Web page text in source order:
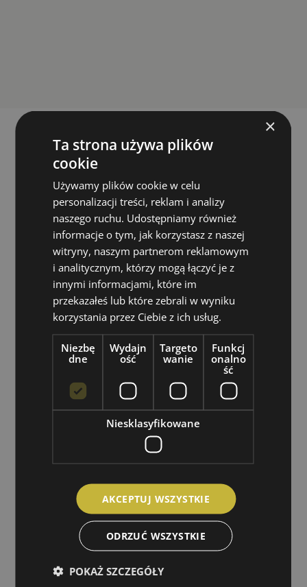
Nie martw się, że będzie nudno.
Z YouEnglish możesz się uczyć z dwoma
lub kilkoma różnymi lektorami, także
native’ami. Dzięki temu możesz oswoić
akcentami – z UK, USA, RPA, Irlandii,
Kanady i Australii.
×
Ta strona używa plików
cookie
Używamy plików cookie w celu
personalizacji treści, reklam i analizy
naszego ruchu. Udostępniamy również
informacje o tym, jak korzystasz z naszej
witryny, naszym partnerom reklamowym
i analitycznym, którzy mogą łączyć je z
innymi informacjami, które im
przekazałeś lub które zebrali w wyniku
korzystania przez Ciebie z ich usług.
Niezbę
dne
Wydajn
ość
Targeto
wanie
Funkcj
onalno
ść
Niesklasyfikowane
AKCEPTUJ WSZYSTKIE
ODRZUĆ WSZYSTKIE
POKAŻ SZCZEGÓŁY